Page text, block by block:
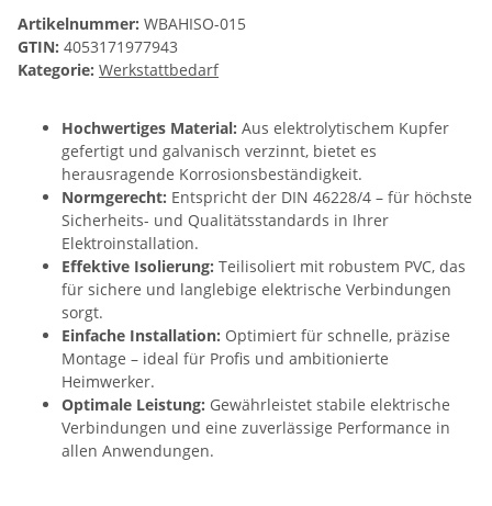
Artikelnummer: WBAHISO-015
GTIN: 4053171977943
Kategorie: Werkstattbedarf
Hochwertiges Material: Aus elektrolytischem Kupfer
gefertigt und galvanisch verzinnt, bietet es
herausragende Korrosionsbeständigkeit.
Normgerecht: Entspricht der DIN 46228/4 – für höchste
Sicherheits- und Qualitätsstandards in Ihrer
Elektroinstallation.
Effektive Isolierung: Teilisoliert mit robustem PVC, das
für sichere und langlebige elektrische Verbindungen
sorgt.
Einfache Installation: Optimiert für schnelle, präzise
Montage – ideal für Profis und ambitionierte
Heimwerker.
Optimale Leistung: Gewährleistet stabile elektrische
Verbindungen und eine zuverlässige Performance in
allen Anwendungen.